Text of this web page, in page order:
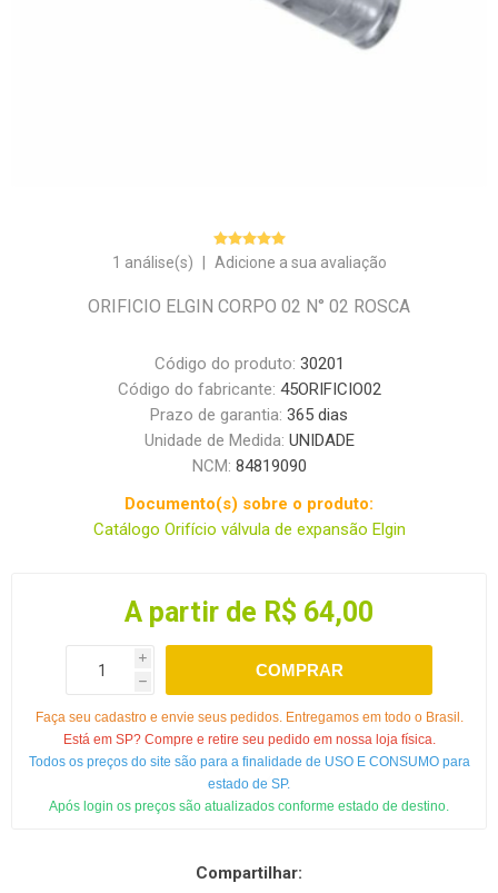
1 análise(s) Adicione a sua avaliação
ORIFICIO ELGIN CORPO 02 N° 02 ROSCA
Código do produto: 30201
Código do fabricante: 45ORIFICIO02
Prazo de garantia: 365 dias
Unidade de Medida: UNIDADE
NCM: 84819090
Documento(s) sobre o produto:
Catálogo Orifício válvula de expansão Elgin
A partir de R$ 64,00
i
h
COMPRAR
Faça seu cadastro e envie seus pedidos. Entregamos em todo o Brasil.
Está em SP? Compre e retire seu pedido em nossa loja física.
Todos os preços do site são para a finalidade de USO E CONSUMO para
estado de SP.
Após login os preços são atualizados conforme estado de destino.
Compartilhar: